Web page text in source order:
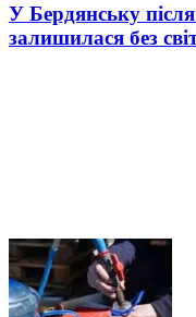
У Бердянську
залишилася без